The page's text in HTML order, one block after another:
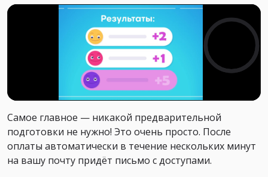
Самое главное — никакой предварительной
подготовки не нужно! Это очень просто. После
оплаты автоматически в течение нескольких минут
на вашу почту придёт письмо с доступами.